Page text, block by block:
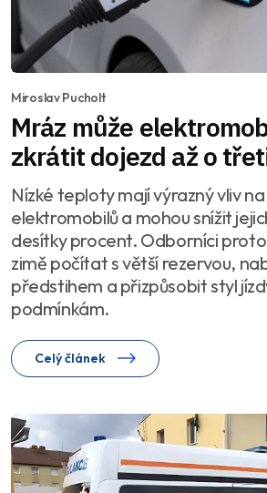
Miroslav Pucholt
Mráz může
zkrátit dojezd až o
Nízké teploty mají výrazný vliv
elektromobilů a mohou snížit
desítky procent. Odborníci
zimě počítat s větší rezervou,
předstihem a přizpůsobit styl
podmínkám.
Celý článek